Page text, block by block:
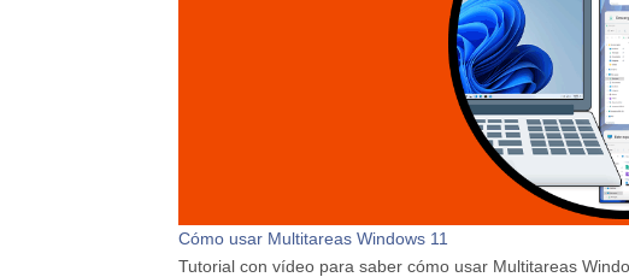
Cómo usar Multitareas Windows 11
Tutorial con vídeo para saber cómo usar Multitareas